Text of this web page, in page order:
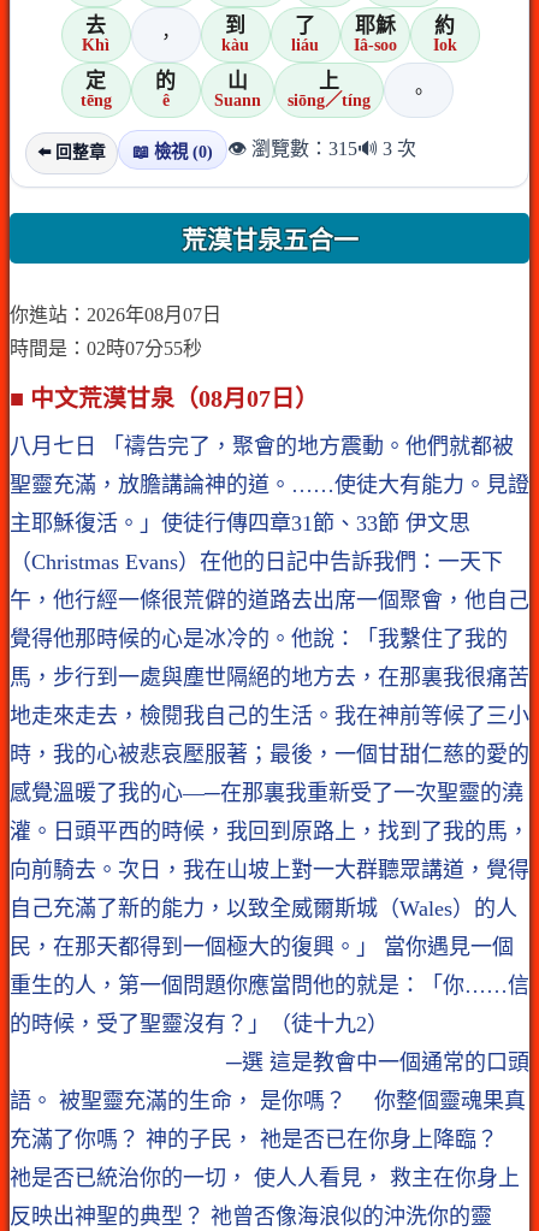
去
Khì ， 到
kàu
了
liáu
耶穌
Iâ-soo
約
Iok
定
tēng
的
ê
山
Suann
上
siōng／tíng 。
⬅️ 回整章 📖 檢視 (0) 👁️ 瀏覽數：315🔊 3 次
荒漠甘泉五合一
你進站：2026年08月07日
時間是：02時07分55秒
■ 中文荒漠甘泉（08月07日）
八月七日 「禱告完了，聚會的地方震動。他們就都被
聖靈充滿，放膽講論神的道。……使徒大有能力。見證
主耶穌復活。」使徒行傳四章31節、33節 伊文思
（Christmas Evans）在他的日記中告訴我們：一天下
午，他行經一條很荒僻的道路去出席一個聚會，他自己
覺得他那時候的心是冰冷的。他說：「我繫住了我的
馬，步行到一處與塵世隔絕的地方去，在那裏我很痛苦
地走來走去，檢閱我自己的生活。我在神前等候了三小
時，我的心被悲哀壓服著；最後，一個甘甜仁慈的愛的
感覺溫暖了我的心—─在那裏我重新受了一次聖靈的澆
灌。日頭平西的時候，我回到原路上，找到了我的馬，
向前騎去。次日，我在山坡上對一大群聽眾講道，覺得
自己充滿了新的能力，以致全威爾斯城（Wales）的人
民，在那天都得到一個極大的復興。」 當你遇見一個
重生的人，第一個問題你應當問他的就是：「你……信
的時候，受了聖靈沒有？」（徒十九2）
─選 這是教會中一個通常的口頭
語。 被聖靈充滿的生命， 是你嗎？ 你整個靈魂果真
充滿了你嗎？ 神的子民， 祂是否已在你身上降臨？
祂是否已統治你的一切， 使人人看見， 救主在你身上
反映出神聖的典型？ 祂曾否像海浪似的沖洗你的靈